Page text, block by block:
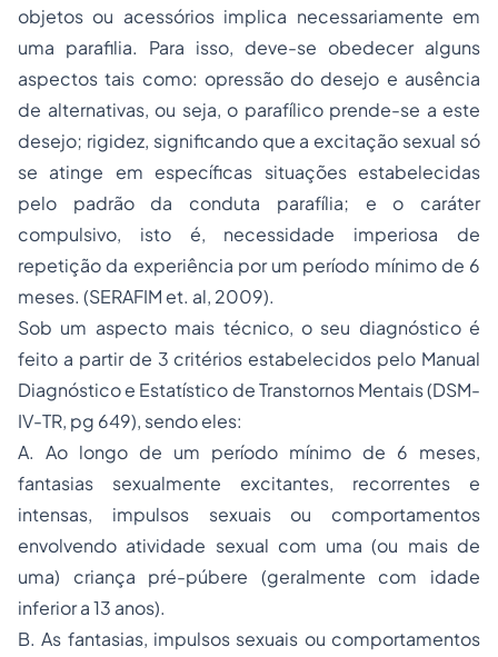
objetos ou acessórios implica necessariamente em
uma parafilia. Para isso, deve-se obedecer alguns
aspectos tais como: opressão do desejo e ausência
de alternativas, ou seja, o parafílico prende-se a este
desejo; rigidez, significando que a excitação sexual só
se atinge em específicas situações estabelecidas
pelo padrão da conduta parafília; e o caráter
compulsivo, isto é, necessidade imperiosa de
repetição da experiência por um período mínimo de 6
meses. (SERAFIM et. al, 2009).
Sob um aspecto mais técnico, o seu diagnóstico é
feito a partir de 3 critérios estabelecidos pelo Manual
Diagnóstico e Estatístico de Transtornos Mentais (DSM-
IV-TR, pg 649), sendo eles:
A. Ao longo de um período mínimo de 6 meses,
fantasias sexualmente excitantes, recorrentes e
intensas, impulsos sexuais ou comportamentos
envolvendo atividade sexual com uma (ou mais de
uma) criança pré-púbere (geralmente com idade
inferior a 13 anos).
B. As fantasias, impulsos sexuais ou comportamentos